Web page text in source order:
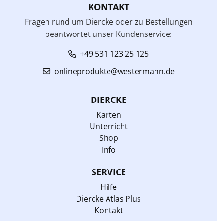
KONTAKT
Fragen rund um Diercke oder zu Bestellungen
beantwortet unser Kundenservice:
+49 531 123 25 125
onlineprodukte@westermann.de
DIERCKE
Karten
Unterricht
Shop
Info
SERVICE
Hilfe
Diercke Atlas Plus
Kontakt